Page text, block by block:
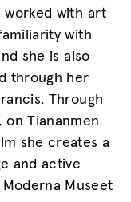
worked with art
with
she is also
through her
Through
on Tiananmen
she creates a
and active
Museet